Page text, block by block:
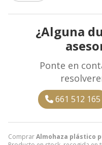
ComprarAlmohaza plástico
¿Alguna
Ponte en
661 512 165